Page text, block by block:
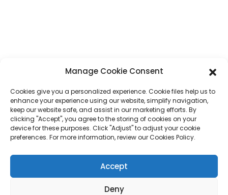
+86 17875305714
E-Mail jack@hcpaperproduct.com
LIENS RAPIDES PRODUITS
Impression de livres
Planificateur
Coffret cadeau
Manage Cookie Consent
Cookies give you a personalized experience. Cookie files help us to
enhance your experience using our website, simplify navigation,
keep our website safe, and assist in our marketing efforts. By
clicking "Accept", you agree to the storing of cookies on your
device for these purposes. Click "Adjust" to adjust your cookie
preferences. For more information, review our Cookies Policy.
Accept
Deny